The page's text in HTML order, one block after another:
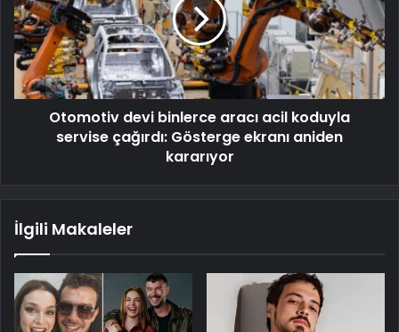
Otomotiv devi binlerce aracı acil koduyla
servise çağırdı: Gösterge ekranı aniden
kararıyor
İlgili Makaleler